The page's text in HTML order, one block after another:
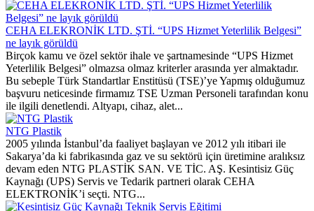
CEHA ELEKRONİK LTD. ŞTİ. “UPS Hizmet Yeterlilik Belgesi”
ne layık görüldü
Birçok kamu ve özel sektör ihale ve şartnamesinde “UPS Hizmet
Yeterlilik Belgesi” olmazsa olmaz kriterler arasında yer almaktadır.
Bu sebeple Türk Standartlar Enstitüsü (TSE)’ye Yapmış olduğumuz
başvuru neticesinde firmamız TSE Uzman Personeli tarafından konu
ile ilgili denetlendi. Altyapı, cihaz, alet...
NTG Plastik
2005 yılında İstanbul’da faaliyet başlayan ve 2012 yılı itibari ile
Sakarya’da ki fabrikasında gaz ve su sektörü için üretimine aralıksız
devam eden NTG PLASTİK SAN. VE TİC. AŞ. Kesintisiz Güç
Kaynağı (UPS) Servis ve Tedarik partneri olarak CEHA
ELEKTRONİK’i seçti. NTG...